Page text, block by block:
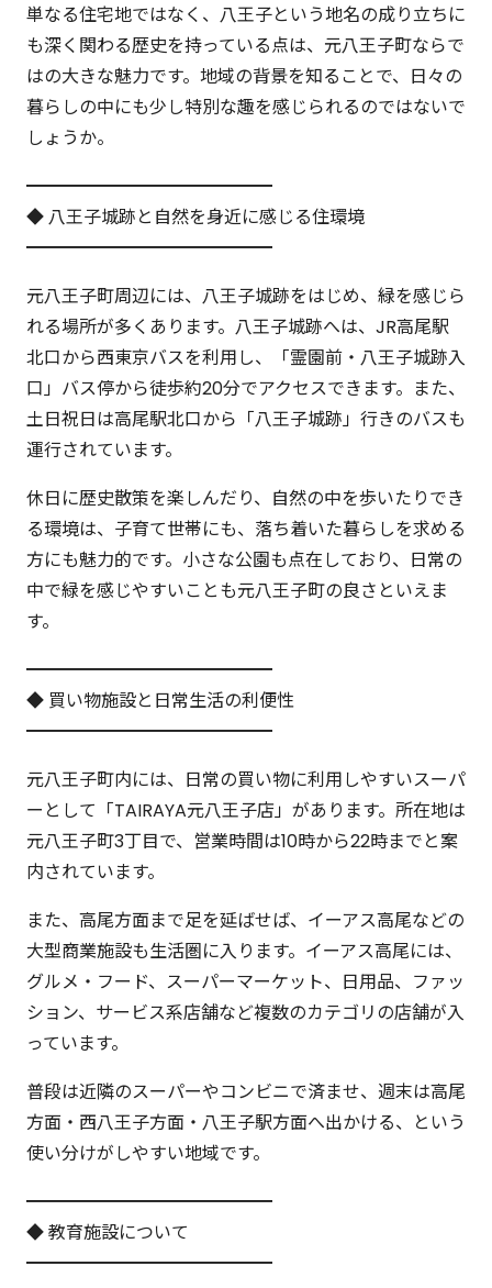
単なる住宅地ではなく、八王子という地名の成り立ちに
も深く関わる歴史を持っている点は、元八王子町ならで
はの大きな魅力です。地域の背景を知ることで、日々の
暮らしの中にも少し特別な趣を感じられるのではないで
しょうか。
━━━━━━━━━━━━━━
◆ 八王子城跡と自然を身近に感じる住環境
━━━━━━━━━━━━━━
元八王子町周辺には、八王子城跡をはじめ、緑を感じら
れる場所が多くあります。八王子城跡へは、JR高尾駅
北口から西東京バスを利用し、「霊園前・八王子城跡入
口」バス停から徒歩約20分でアクセスできます。また、
土日祝日は高尾駅北口から「八王子城跡」行きのバスも
運行されています。
休日に歴史散策を楽しんだり、自然の中を歩いたりでき
る環境は、子育て世帯にも、落ち着いた暮らしを求める
方にも魅力的です。小さな公園も点在しており、日常の
中で緑を感じやすいことも元八王子町の良さといえま
す。
━━━━━━━━━━━━━━
◆ 買い物施設と日常生活の利便性
━━━━━━━━━━━━━━
元八王子町内には、日常の買い物に利用しやすいスーパ
ーとして「TAIRAYA元八王子店」があります。所在地は
元八王子町3丁目で、営業時間は10時から22時までと案
内されています。
また、高尾方面まで足を延ばせば、イーアス高尾などの
大型商業施設も生活圏に入ります。イーアス高尾には、
グルメ・フード、スーパーマーケット、日用品、ファッ
ション、サービス系店舗など複数のカテゴリの店舗が入
っています。
普段は近隣のスーパーやコンビニで済ませ、週末は高尾
方面・西八王子方面・八王子駅方面へ出かける、という
使い分けがしやすい地域です。
━━━━━━━━━━━━━━
◆ 教育施設について
━━━━━━━━━━━━━━